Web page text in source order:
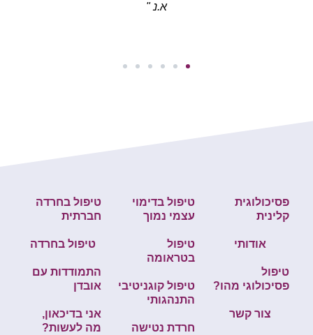
א.נ "
פסיכולוגית
קלינית
אודותי
טיפול
פסיכולוגי מהו?
צור קשר
טיפול בדימוי
עצמי נמוך
טיפול
בטראומה
טיפול קוגניטיבי
התנהגותי
חרדת נטישה
טיפול בחרדה
חברתית
טיפול בחרדה
התמודדות עם
אובדן
אני בדיכאון,
מה לעשות?